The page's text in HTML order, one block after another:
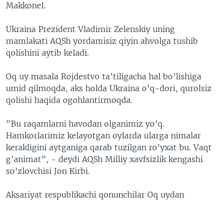
Makkonel.
Ukraina Prezident Vladimir Zelenskiy uning
mamlakati AQSh yordamisiz qiyin ahvolga tushib
qolishini aytib keladi.
Oq uy masala Rojdestvo ta’tiligacha hal bo’lishiga
umid qilmoqda, aks holda Ukraina o’q-dori, qurolsiz
qolishi haqida ogohlantirmoqda.
"Bu raqamlarni havodan olganimiz yo’q.
Hamkorlarimiz kelayotgan oylarda ularga nimalar
kerakligini aytganiga qarab tuzilgan ro’yxat bu. Vaqt
g’animat”, - deydi AQSh Milliy xavfsizlik kengashi
so’zlovchisi Jon Kirbi.
Aksariyat respublikachi qonunchilar Oq uydan